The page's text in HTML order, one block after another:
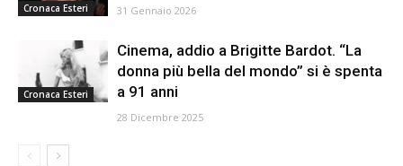
Cronaca Esteri 31 Gennaio 2026
Cronaca Esteri
Cinema, addio a Brigitte Bardot. “La
donna più bella del mondo” si è spenta
a 91 anni
28 Dicembre 2025